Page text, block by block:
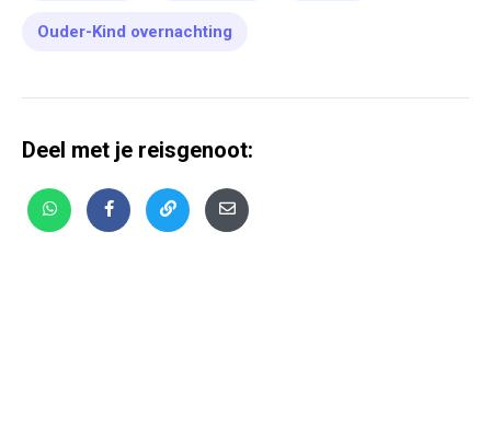
Ouder-Kind overnachting
Deel met je reisgenoot: